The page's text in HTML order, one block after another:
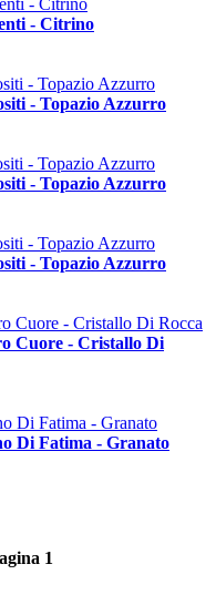
- Citrino
- Topazio Azzurro
- Topazio Azzurro
- Topazio Azzurro
Cuore - Cristallo Di
Di Fatima - Granato
1